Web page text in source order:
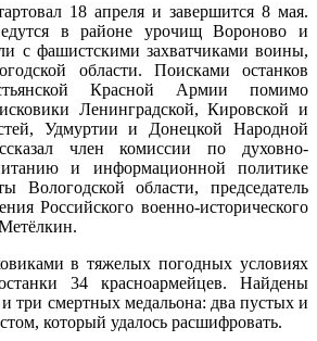
18 апреля и завершится 8 мая.
в районе урочищ Вороново и
с фашистскими захватчиками воины,
области. Поисками останков
Красной Армии помимо
Ленинградской, Кировской и
Удмуртии и Донецкой Народной
член комиссии по духовно-
и информационной политике
Вологодской области, председатель
Российского военно-исторического
в тяжелых погодных условиях
34 красноармейцев. Найдены
три смертных медальона: два пустых и
который удалось расшифровать.